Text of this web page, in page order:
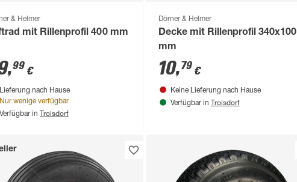
& Helmer
mit Rillenprofil 400 mm
,99 €
Lieferung nach Hause
Nur wenige verfügbar
Verfügbar in Troisdorf
Dörner & Helmer
Decke mit Rillenprofil 340x100
mm
10,79€
Keine Lieferung nach Hause
Verfügbar in Troisdorf